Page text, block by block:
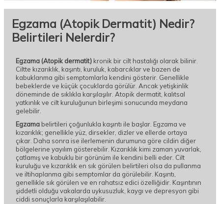
Egzama (Atopik Dermatit) Nedir?
Belirtileri Nelerdir?
Egzama (Atopik dermatit) kronik bir cilt hastalığı olarak bilinir.
Ciltte kızarıklık, kaşıntı, kuruluk, kabarcıklar ve bazen de
kabuklanma gibi semptomlarla kendini gösterir. Genellikle
bebeklerde ve küçük çocuklarda görülür. Ancak yetişkinlik
döneminde de sıklıkla karşılaşılır. Atopik dermatit, kalıtsal
yatkınlık ve cilt kuruluğunun birleşimi sonucunda meydana
gelebilir.
Egzama belirtileri çoğunlukla kaşıntı ile başlar. Egzama ve
kızarıklık; genellikle yüz, dirsekler, dizler ve ellerde ortaya
çıkar. Daha sonra ise ilerlemenin durumuna göre cildin diğer
bölgelerine yayılım gösterebilir. Kızarıklık kimi zaman yuvarlak,
çatlamış ve kabuklu bir görünüm ile kendini belli eder. Cilt
kuruluğu ve kızarıklık en sık görülen belirtileri olsa da pullanma
ve iltihaplanma gibi semptomlar da görülebilir. Kaşıntı,
genellikle sık görülen ve en rahatsız edici özelliğidir. Kaşıntının
şiddetli olduğu vakalarda uykusuzluk, kaygı ve depresyon gibi
ciddi sonuçlarla karşılaşılabilir.